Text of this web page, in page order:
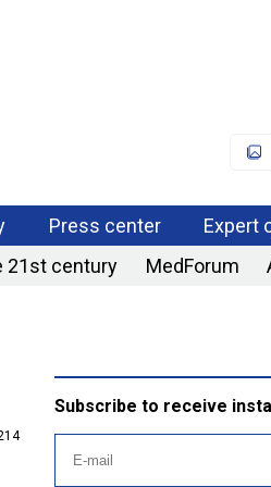
Press center Expert
21st century MedForum
Subscribe to receive